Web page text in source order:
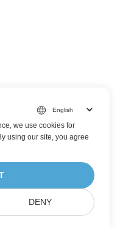
we use cookies for
using our site, you agree
DENY